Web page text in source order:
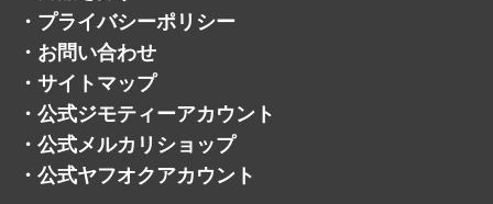
・ トレマでフリマ
・ お知らせ
・ コラム
・ 商品を探す
・ プライバシーポリシー
・ お問い合わせ